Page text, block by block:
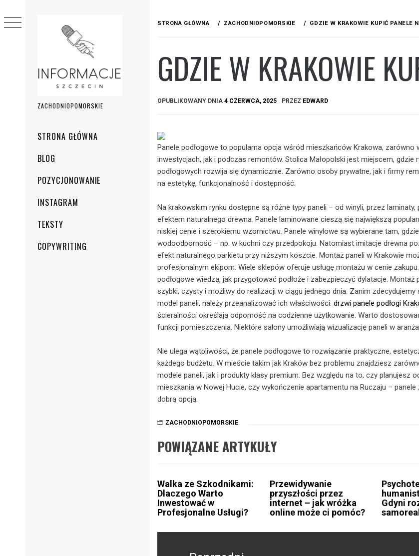
ZACHODNIOPOMORSKIE
główneSTRONA GŁÓWNA
BLOG
POZYCJONOWANIE
INSTAGRAM
TEKSTY
COPYWRITING
do
treści
STRONA GŁÓWNA ZACHODNIOPOMORSKIE GDZIE W KRAKOWIE KUPIĆ PANELE
GDZIE W KRAKOWIE
OPUBLIKOWANY DNIA 4 CZERWCA, 2025 PRZEZ EDWARD
Panele podłogowe to popularna opcja wśród mieszkańców Krakowa, zarówno
inwestycjach, jak i podczas remontów. Stolica Małopolski jest miejscem, gdzie
podłogowych rozwija się dynamicznie. Zarówno osoby prywatne, jak i firmy
na estetykę, funkcjonalność i dostępność.
Na krakowskim rynku dostępne są różne typy paneli – od winyli, przez laminaty,
efektem naturalnego drewna. Panele laminowane cieszą się największą
niskiej cenie i szerokiemu wzornictwu. Panele winylowe są wybierane tam,
wodoodporność – np. w kuchni czy przedpokoju. Natomiast imitacje drewna
efekt naturalnego parkietu przy niższym koszcie. Montaż paneli w Krakowie
profesjonalnym ekipom. Wiele sklepów oferuje usługę montażu w cenie
podłogowe wiedzą, jak przygotować podłoże i zabezpieczyć dylatacje. Montaż
szybki, czysty i możliwy do realizacji w ciągu jednego dnia. Zanim zdecydujemy
model paneli, należy przeanalizować ich właściwości. drzwi panele podłogi
ścieralności określają odporność na codzienne użytkowanie. Warto
funkcji pomieszczenia. Niektóre salony umożliwiają wizualizację paneli w
Nie ulega wątpliwości, że panele podłogowe to rozwiązanie praktyczne,
każdego budżetu. W mieście takim jak Kraków bez problemu znajdziesz
modele paneli, jak i produkty klasy premium. Bez względu na to, czy planujesz
mieszkania w Nowej Hucie, czy wykończenie apartamentu na Ruczaju – panele
dobrą opcją.
ZACHODNIOPOMORSKIE
POWIĄZANE ARTYKUŁY
Walka ze Szkodnikami:
Dlaczego Warto
Inwestować w
Profesjonalne Usługi?
Przewidywanie
przyszłości przez
internet – jak wróżka
online może ci pomóc?
Gdyni
Nawigacja